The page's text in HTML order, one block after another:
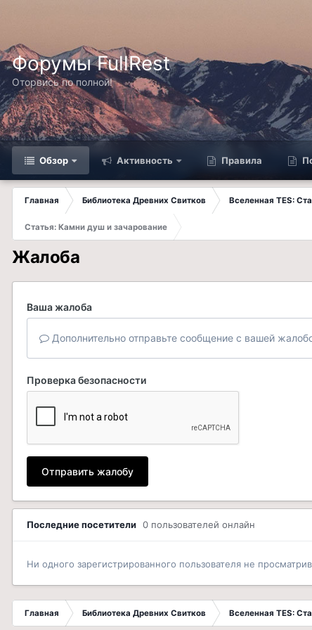
Форумы FullRest
Оторвись по полной!
Обзор Активность Правила
Главная Библиотека Древних Свитков Вселенная TES:
Статья: Камни душ и зачарование
Жалоба
Ваша жалоба
Дополнительно отправьте сообщение с вашей
Проверка безопасности
Отправить жалобу
Последние посетители 0 пользователей онлайн
Ни одного зарегистрированного пользователя не
Главная Библиотека Древних Свитков Вселенная TES: